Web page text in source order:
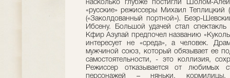
насколько глубже постигли Шолом-
«русские» режиссеры Михаил Теплицкий
(«Заколдованный портной»). Беэр-
Ибсену. Большой удачей стал
Кфир Азулай предпочел названию
интересует не «среда», а человек.
мужчиной союз, который обязывает ее
самостоятельности, - это коллизия,
Режиссер отказывается от любимых
персонажей – няньки, кормилицы,